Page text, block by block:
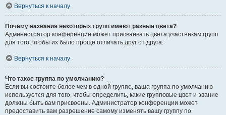
Вернуться к началу
Почему названия некоторых групп имеют разные цвета?
Администратор конференции может присваивать цвета участникам групп
для того, чтобы их было проще отличать друг от друга.
Вернуться к началу
Что такое группа по умолчанию?
Если вы состоите более чем в одной группе, ваша группа по умолчанию
используется для того, чтобы определить, какие групповые цвет и звание
должны быть вам присвоены. Администратор конференции может
предоставить вам разрешение самому изменять вашу группу по